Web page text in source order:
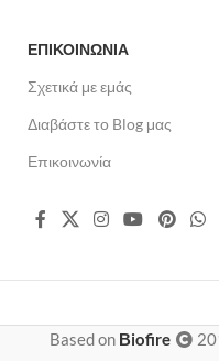
ΕΠΙΚΟΙΝΩΝΙΑ
Σχετικά με εμάς
Διαβάστε το Blog μας
Επικοινωνία
Based on Βiofire